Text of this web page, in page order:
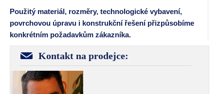
Použitý materiál, rozměry, technologické vybavení,
povrchovou úpravu i konstrukční řešení přizpůsobíme
konkrétním požadavkům zákazníka.
Kontakt na prodejce: